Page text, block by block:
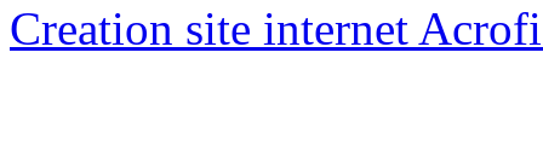
Creation site internet